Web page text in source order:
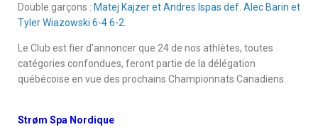
Double garçons : Matej Kajzer et Andres Ispas def. Alec Barin et
Tyler Wiazowski 6-4 6-2.
Le Club est fier d’annoncer que 24 de nos athlètes, toutes
catégories confondues, feront partie de la délégation
québécoise en vue des prochains Championnats Canadiens.
Strøm Spa Nordique